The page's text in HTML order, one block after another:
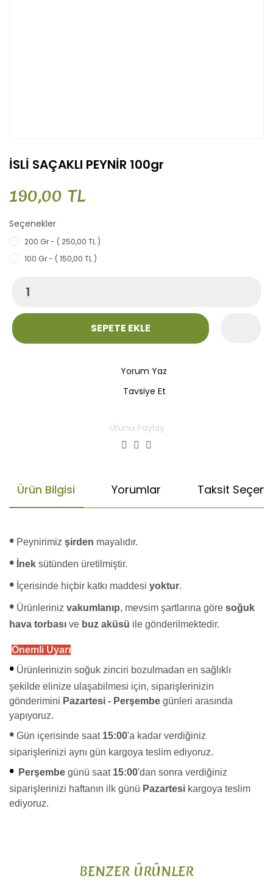
İSLİ SAÇAKLI PEYNİR 100gr
190,00 TL
Seçenekler
200 Gr - ( 250,00 TL )
100 Gr - ( 150,00 TL )
SEPETE EKLE
Yorum Yaz
Tavsiye Et
Ürünü Paylaş
Ürün Bilgisi Yorumlar Taksit
• Peynirimiz şirden mayalıdır.
• İnek sütünden üretilmiştir.
• İçerisinde hiçbir katkı maddesi yoktur.
• Ürünleriniz vakumlanıp, mevsim şartlarına göre soğuk
hava torbası ve buz aküsü ile gönderilmektedir.
Önemli Uyarı
• Ürünlerinizin soğuk zinciri bozulmadan en sağlıklı
şekilde elinize ulaşabilmesi için, siparişlerinizin
gönderimini Pazartesi - Perşembe günleri arasında
yapıyoruz.
• Gün içerisinde saat 15:00'a kadar verdiğiniz
siparişlerinizi aynı gün kargoya teslim ediyoruz.
• Perşembe günü saat15:00'dan sonra verdiğiniz
siparişlerinizi haftanın ilk günü Pazartesi kargoya teslim
ediyoruz.
Görüş ve önerileriniz için teşekkür ederiz.
BENZER ÜRÜNLER